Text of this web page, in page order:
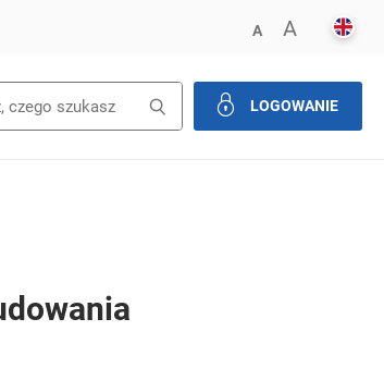
AZMNIEJSZ FONT
A
WyszukajLOGOWANIE